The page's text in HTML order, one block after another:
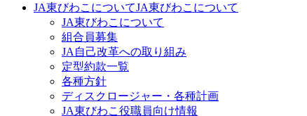
JA東びわこについてJA東びわこについて
JA東びわこについて
組合員募集
JA自己改革への取り組み
定型約款一覧
各種方針
ディスクロージャー・各種計画
JA東びわこ役職員向け情報